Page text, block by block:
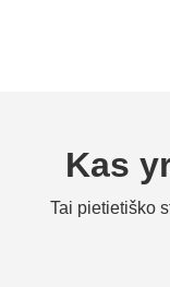
Kas
Tai pietietiško